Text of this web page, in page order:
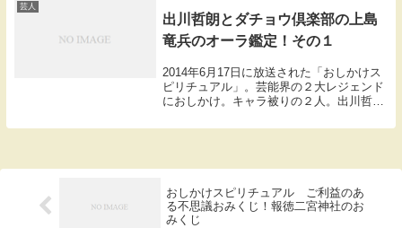
芸人
出川哲朗とダチョウ倶楽部の上島
竜兵のオーラ鑑定！その１
2014年6月17日に放送された「おしかけス
ピリチュアル」。芸能界の２大レジェンド
におしかけ。キャラ被りの２人。出川哲朗
ン芸人の第一線を走り続ける２人。どっち
おしかけスピリチュアル ご利益のあ
る不思議おみくじ！報徳二宮神社のお
みくじ